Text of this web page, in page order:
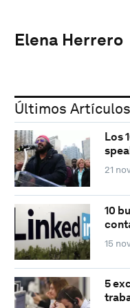
Elena Herrero
Últimos Artículos
Los
21
10
15
5